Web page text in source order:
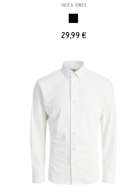
JACK & JONES
29,99 €